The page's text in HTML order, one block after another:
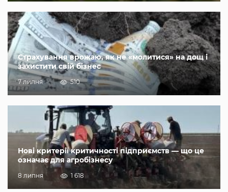
Страхування врожаю, як не «молитися» на дощ і
захистити свій бізнес
7 липня 510
Нові критерії критичності підприємств — що це
означає для агробізнесу
8 липня 1 618